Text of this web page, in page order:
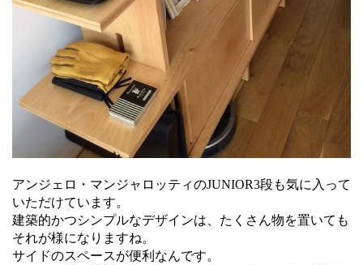
アンジェロ・マンジャロッティのJUNIOR3段も気に入って
いただけています。
建築的かつシンプルなデザインは、たくさん物を置いても
それが様になりますね。
サイドのスペースが便利なんです。